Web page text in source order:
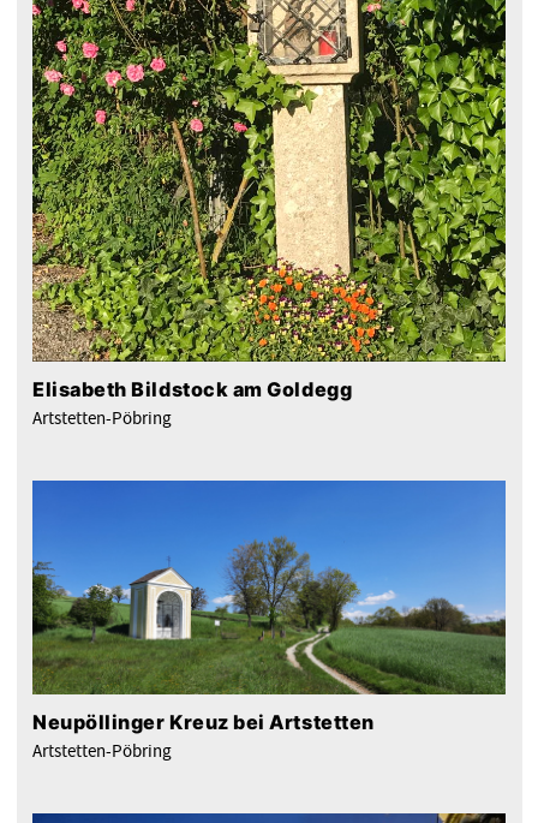
Elisabeth Bildstock am Goldegg
Artstetten-Pöbring
Neupöllinger Kreuz bei Artstetten
Artstetten-Pöbring